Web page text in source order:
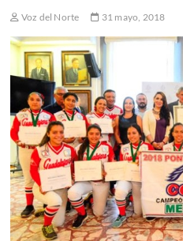
Voz del Norte 31 mayo, 2018